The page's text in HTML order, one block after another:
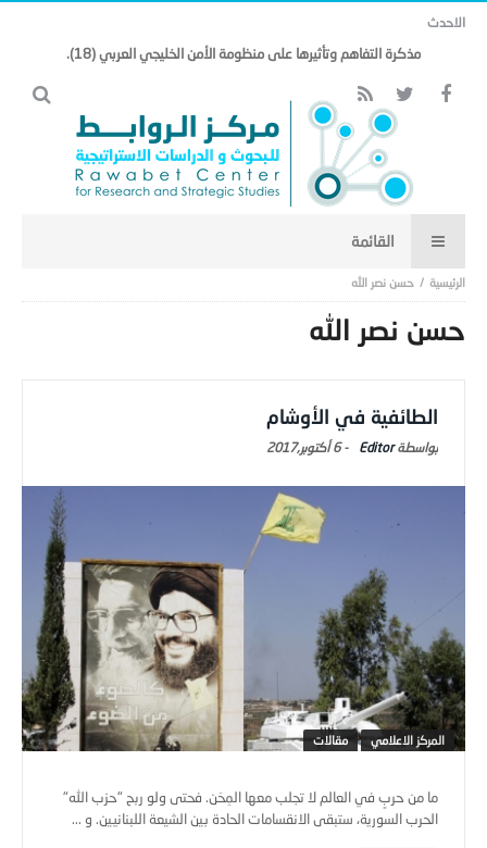
الاحدث
مذكرة التفاهم وتأثيرها على منظومة الأمن الخليجي العربي (18).
حسن نصر الله
حسن نصر الله
الطائفية في الأوشام
Editor
-6 أكتوبر,2017
المركز الاعلامي مقالات
ما من حربٍ في العالم لا تجلب معها المِحَن. فحتى ولو ربح "حزب الله"
الحرب السورية، ستبقى الانقسامات الحادة بين الشيعة اللبنانيين. و ...